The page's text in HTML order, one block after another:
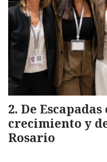
De
crecimiento y
Rosario